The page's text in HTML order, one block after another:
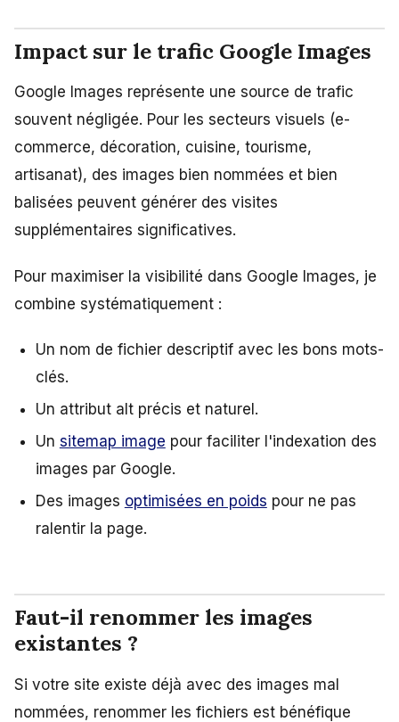
Impact sur le trafic Google Images
Google Images représente une source de trafic
souvent négligée. Pour les secteurs visuels (e-
commerce, décoration, cuisine, tourisme,
artisanat), des images bien nommées et bien
balisées peuvent générer des visites
supplémentaires significatives.
Pour maximiser la visibilité dans Google Images, je
combine systématiquement :
Un nom de fichier descriptif avec les bons mots-
clés.
Un attribut alt précis et naturel.
Un sitemap image pour faciliter l'indexation des
images par Google.
Des images optimisées en poids pour ne pas
ralentir la page.
Faut-il renommer les images
existantes ?
Si votre site existe déjà avec des images mal
nommées, renommer les fichiers est bénéfique